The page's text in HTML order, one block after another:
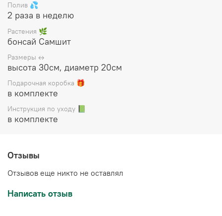
Полив 💦
2 раза в неделю
Растения 🌿
бонсай Самшит
Размеры ↔️
высота 30см, диаметр 20см
Подарочная коробка 🎁
в комплекте
Инструкция по уходу 📗
в комплекте
Отзывы
Отзывов еще никто не оставлял
Написать отзыв